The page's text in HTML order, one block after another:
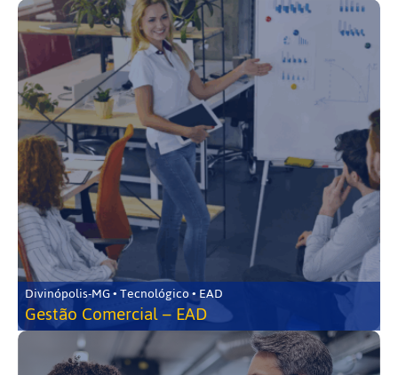
Divinópolis-MG • Tecnológico • EAD
Gestão Comercial – EAD